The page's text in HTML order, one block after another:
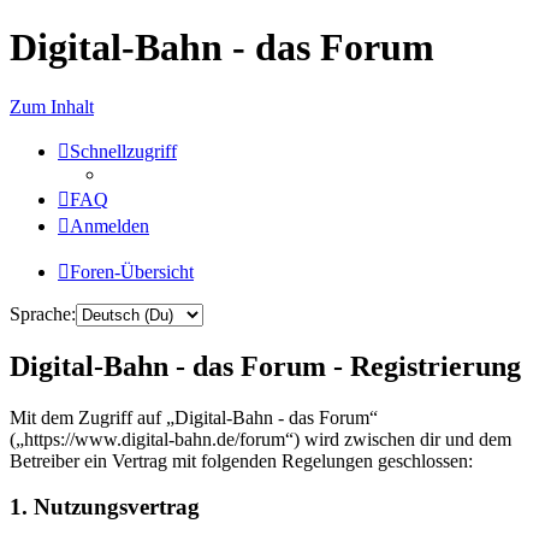
Digital-Bahn - das Forum
Zum Inhalt
Schnellzugriff
FAQ
Anmelden
Foren-Übersicht
Sprache:
Digital-Bahn - das Forum - Registrierung
Mit dem Zugriff auf „Digital-Bahn - das Forum“
(„https://www.digital-bahn.de/forum“) wird zwischen dir und dem
Betreiber ein Vertrag mit folgenden Regelungen geschlossen:
1. Nutzungsvertrag